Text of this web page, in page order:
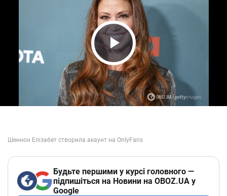
Play Video
Будьте першими у курсі головного —
підпишіться на Новини на OBOZ.UA у
Google